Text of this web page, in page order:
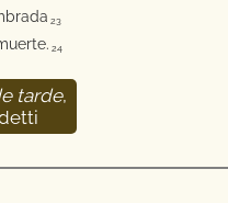
23
24
tarde,